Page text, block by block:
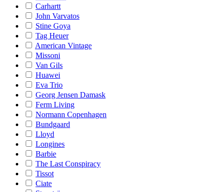
Carhartt
John Varvatos
Stine Goya
Tag Heuer
American Vintage
Missoni
Van Gils
Huawei
Eva Trio
Georg Jensen Damask
Ferm Living
Normann Copenhagen
Bundgaard
Lloyd
Longines
Barbie
The Last Conspiracy
Tissot
Ciate